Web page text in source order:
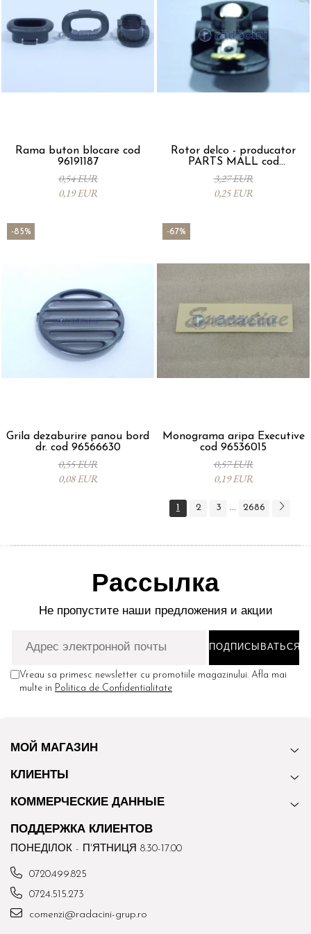
Rama buton blocare cod
96191187
0,54 EUR
0,19 EUR
Rotor delco - producator
PARTS MALL cod
33310A78B00-000
3,27 EUR
0,25 EUR
-85%
Grila dezaburire panou bord
dr. cod 96566630
0,55 EUR
0,08 EUR
-67%
Monograma aripa Executive
cod 96536015
0,57 EUR
0,19 EUR
1 2 3 ... 2686
Рассылка
Не пропустите наши предложения и акции
Vreau sa primesc newsletter cu promotiile magazinului. Afla mai
multe in Politica de Confidentialitate
МОЙ МАГАЗИН
КЛИЕНТЫ
КОММЕРЧЕСКИЕ ДАННЫЕ
ПОДДЕРЖКА КЛИЕНТОВ
ПОНЕДІЛОК - П'ЯТНИЦЯ 8.30-17.00
0720.499.825
0724.515.273
comenzi@radacini-grup.ro